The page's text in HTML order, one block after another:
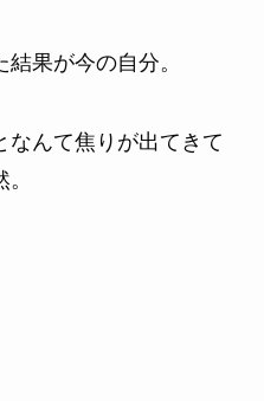
果が今の自分。
なんて焦りが出てきて